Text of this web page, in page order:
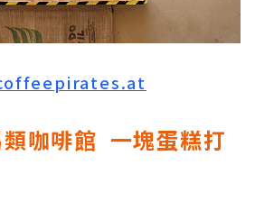
咖啡館 一塊蛋糕打